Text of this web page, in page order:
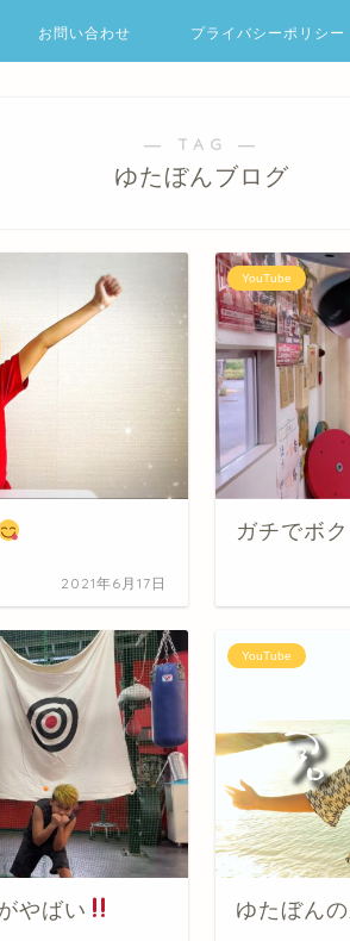
お問い合わせ プライバシーポリシー
― TAG ―
ゆたぼんブログ
2021年6月17日
YouTube
ガチでボ
やばい
YouTube
ゆたぼん